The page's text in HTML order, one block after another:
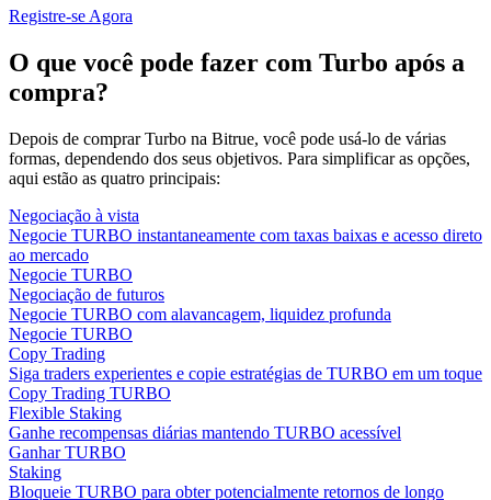
Registre-se Agora
O que você pode fazer com Turbo após a
compra?
Depois de comprar Turbo na Bitrue, você pode usá-lo de várias
formas, dependendo dos seus objetivos. Para simplificar as opções,
aqui estão as quatro principais:
Negociação à vista
Negocie TURBO instantaneamente com taxas baixas e acesso direto
ao mercado
Negocie TURBO
Negociação de futuros
Negocie TURBO com alavancagem, liquidez profunda
Negocie TURBO
Copy Trading
Siga traders experientes e copie estratégias de TURBO em um toque
Copy Trading TURBO
Flexible Staking
Ganhe recompensas diárias mantendo TURBO acessível
Ganhar TURBO
Staking
Bloqueie TURBO para obter potencialmente retornos de longo